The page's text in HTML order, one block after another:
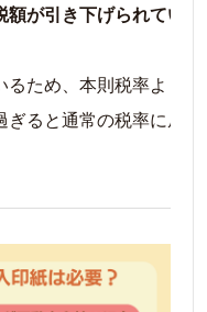
額が引き下げられてい
ため、本則税率より
ると通常の税率に戻